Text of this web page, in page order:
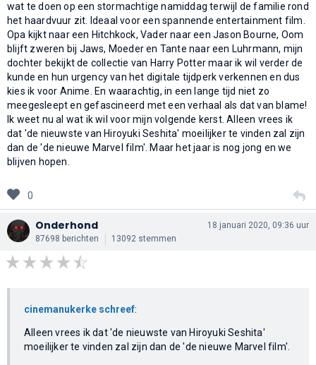
wat te doen op een stormachtige namiddag terwijl de familie rond
het haardvuur zit. Ideaal voor een spannende entertainment film.
Opa kijkt naar een Hitchkock, Vader naar een Jason Bourne, Oom
blijft zweren bij Jaws, Moeder en Tante naar een Luhrmann, mijn
dochter bekijkt de collectie van Harry Potter maar ik wil verder de
kunde en hun urgency van het digitale tijdperk verkennen en dus
kies ik voor Anime. En waarachtig, in een lange tijd niet zo
meegesleept en gefascineerd met een verhaal als dat van blame!
Ik weet nu al wat ik wil voor mijn volgende kerst. Alleen vrees ik
dat 'de nieuwste van Hiroyuki Seshita' moeilijker te vinden zal zijn
dan de 'de nieuwe Marvel film'. Maar het jaar is nog jong en we
blijven hopen.
0
Onderhond
87698 berichten 13092 stemmen
18 januari 2020, 09:36 uur
cinemanukerke schreef:
Alleen vrees ik dat 'de nieuwste van Hiroyuki Seshita'
moeilijker te vinden zal zijn dan de 'de nieuwe Marvel film'.